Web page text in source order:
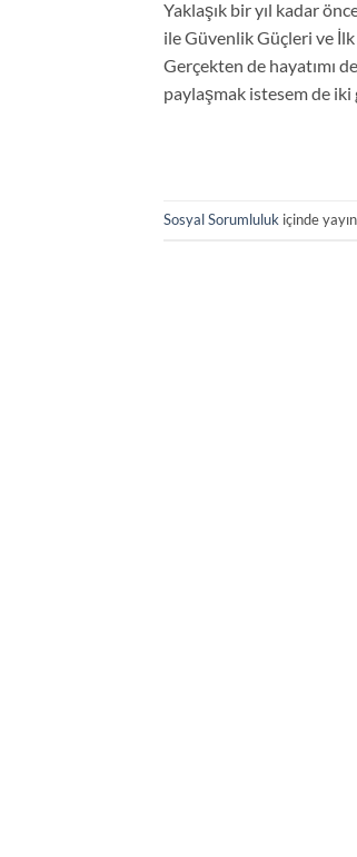
Yaklaşık bir yıl kadar
ile Güvenlik Güçleri ve
Gerçekten de hayatımı
paylaşmak istesem de
Sosyal Sorumluluk içinde